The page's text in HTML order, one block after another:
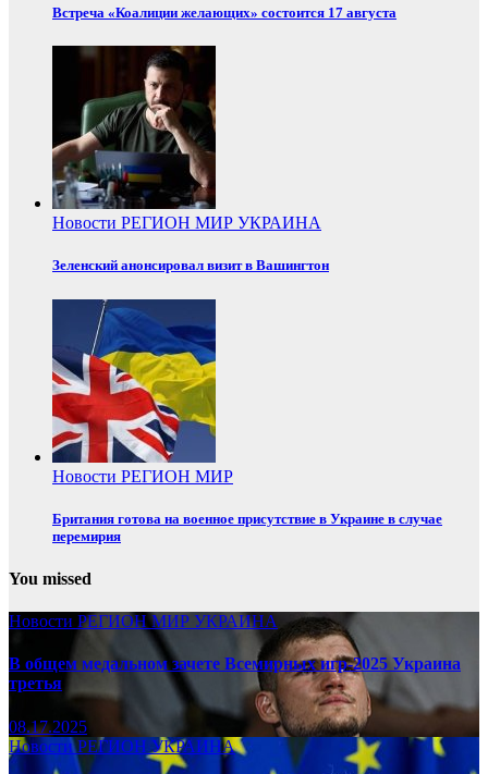
Встреча «Коалиции желающих» состоится 17 августа
Новости РЕГИОН МИР УКРАИНА
Зеленский анонсировал визит в Вашингтон
Новости РЕГИОН МИР
Британия готова на военное присутствие в Украине в случае
перемирия
You missed
Новости РЕГИОНМИР УКРАИНА
В общем медальном зачете Всемирных игр-2025 Украина
третья
08.17.2025
НовостиРЕГИОНУКРАИНА